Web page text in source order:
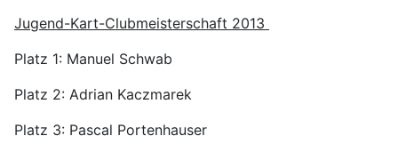
Jugend-Kart-Clubmeisterschaft 2013
Platz 1: Manuel Schwab
Platz 2: Adrian Kaczmarek
Platz 3: Pascal Portenhauser